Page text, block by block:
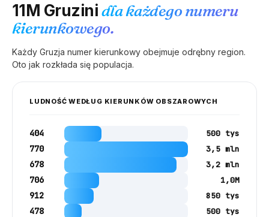
11M Gruzinidla każdego numeru
kierunkowego.
Każdy Gruzja numer kierunkowy obejmuje odrębny region.
Oto jak rozkłada się populacja.
LUDNOŚĆ WEDŁUG KIERUNKÓW OBSZAROWYCH
404 500 tys
770 3,5 mln
678 3,2 mln
706 1,0M
912 850 tys
478 500 tys